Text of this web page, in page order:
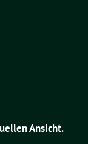
Ansicht.